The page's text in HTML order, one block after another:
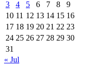
3
4 5 6 7 8
9
10 11 12 13 14 15 16
17 18 19 20 21 22 23
24 25 26 27 28 29 30
31
« Jul